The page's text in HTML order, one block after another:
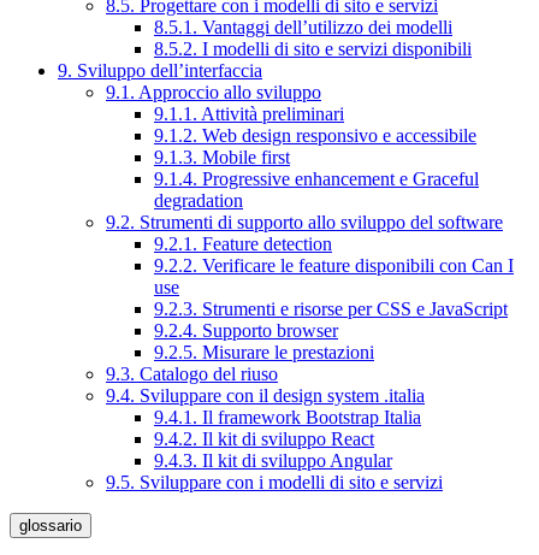
8.5. Progettare con i modelli di sito e servizi
8.5.1. Vantaggi dell’utilizzo dei modelli
8.5.2. I modelli di sito e servizi disponibili
9. Sviluppo dell’interfaccia
9.1. Approccio allo sviluppo
9.1.1. Attività preliminari
9.1.2. Web design responsivo e accessibile
9.1.3. Mobile first
9.1.4. Progressive enhancement e Graceful
degradation
9.2. Strumenti di supporto allo sviluppo del software
9.2.1. Feature detection
9.2.2. Verificare le feature disponibili con Can I
use
9.2.3. Strumenti e risorse per CSS e JavaScript
9.2.4. Supporto browser
9.2.5. Misurare le prestazioni
9.3. Catalogo del riuso
9.4. Sviluppare con il design system .italia
9.4.1. Il framework Bootstrap Italia
9.4.2. Il kit di sviluppo React
9.4.3. Il kit di sviluppo Angular
9.5. Sviluppare con i modelli di sito e servizi
glossario